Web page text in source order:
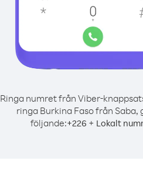
Ringa numret från Viber-
ringa Burkina Faso från Saba,
följande:+226 + Lokalt